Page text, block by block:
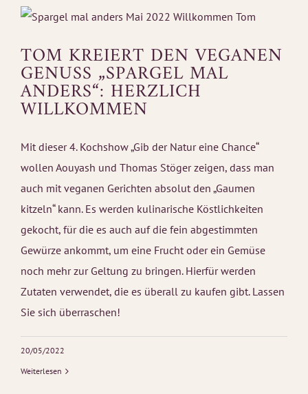
TOM KREIERT DEN VEGANEN
GENUSS „SPARGEL MAL
ANDERS“: HERZLICH
WILLKOMMEN
Mit dieser 4. Kochshow „Gib der Natur eine Chance“
wollen Aouyash und Thomas Stöger zeigen, dass man
auch mit veganen Gerichten absolut den „Gaumen
kitzeln“ kann. Es werden kulinarische Köstlichkeiten
gekocht, für die es auch auf die fein abgestimmten
Gewürze ankommt, um eine Frucht oder ein Gemüse
noch mehr zur Geltung zu bringen. Hierfür werden
Zutaten verwendet, die es überall zu kaufen gibt. Lassen
Sie sich überraschen!
20/05/2022
Weiterlesen